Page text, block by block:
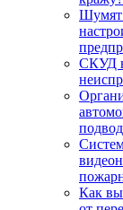
Шумят
СКУД
Как